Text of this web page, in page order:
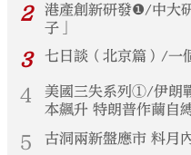
2
港產創新研發❶/中大
子」
3 七日談（北京篇）/一
4
美國三失系列①/伊朗
本飆升 特朗普作繭自
5 古洞兩新盤應市 料月